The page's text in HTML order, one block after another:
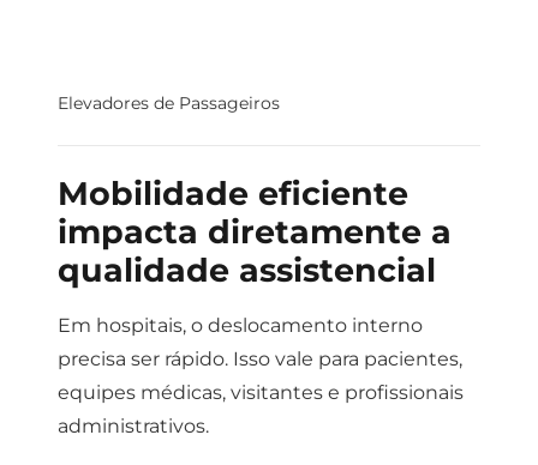
Elevadores de Passageiros
Mobilidade eficiente
impacta diretamente a
qualidade assistencial
Em hospitais, o deslocamento interno
precisa ser rápido. Isso vale para pacientes,
equipes médicas, visitantes e profissionais
administrativos.